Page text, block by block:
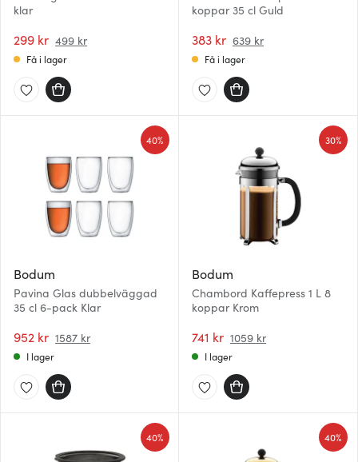
klar
299 kr 499 kr
Få i lager
koppar 35 cl Guld
383 kr 639 kr
Få i lager
Bodum
Pavina Glas dubbelväggad
35 cl 6-pack Klar
952 kr 1587 kr
40%
I lager
Bodum
Chambord Kaffepress 1 L 8
koppar Krom
741 kr 1059 kr
30%
I lager
40% 40%